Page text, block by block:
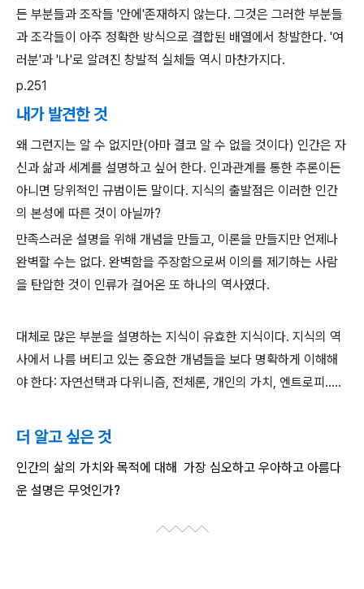
든 부분들과 조작들 '안에'존재하지 않는다. 그것은 그러한 부분들
과 조각들이 아주 정확한 방식으로 결합된 배열에서 창발한다. '여
러분'과 '나'로 알려진 창발적 실체들 역시 마찬가지다.
p.251
내가 발견한 것
왜 그런지는 알 수 없지만(아마 결코 알 수 없을 것이다) 인간은 자
신과 삶과 세계를 설명하고 싶어 한다. 인과관계를 통한 추론이든
아니면 당위적인 규범이든 말이다. 지식의 출발점은 이러한 인간
의 본성에 따른 것이 아닐까?
만족스러운 설명을 위해 개념을 만들고, 이론을 만들지만 언제나
완벽할 수는 없다. 완벽함을 주장함으로써 이의를 제기하는 사람
을 탄압한 것이 인류가 걸어온 또 하나의 역사였다.
대체로 많은 부분을 설명하는 지식이 유효한 지식이다. 지식의 역
사에서 나름 버티고 있는 중요한 개념들을 보다 명확하게 이해해
야 한다: 자연선택과 다위니즘, 전체론, 개인의 가치, 엔트로피.....
더 알고 싶은 것
인간의 삶의 가치와 목적에 대해 가장 심오하고 우아하고 아름다
운 설명은 무엇인가?